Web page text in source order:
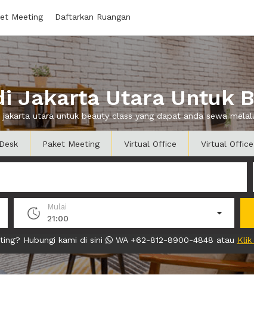
Meeting Daftarkan Ruangan
Jakarta Utara Untuk
jakarta utara untuk beauty class yang dapat anda sewa
Paket Meeting Virtual Office Virtual
Mulai
21:00
Hubungi kami di sini WA +62-812-8900-4848 atau Klik